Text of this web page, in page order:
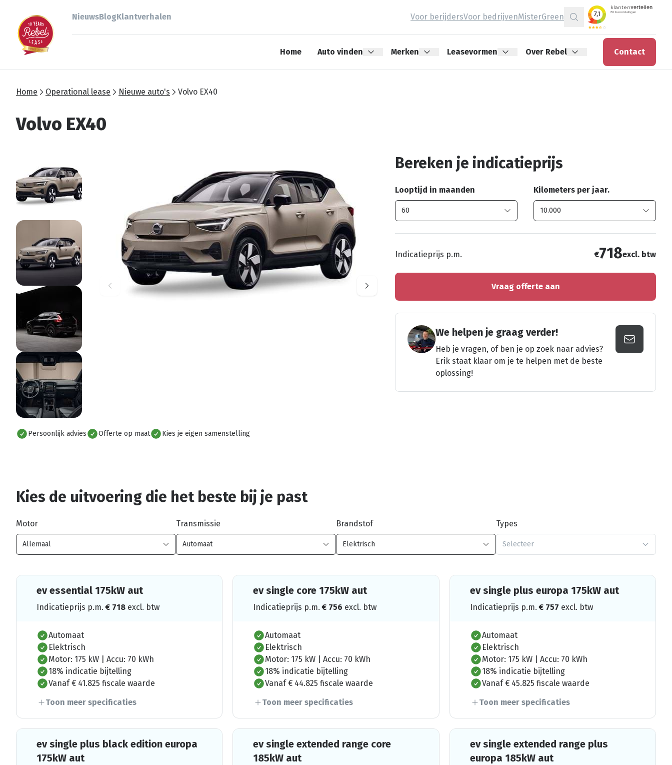
NieuwsBlogKlantverhalen Voor berijdersVoor bedrijvenMisterGreen
Zoeken
Home Auto vinden Merken Leasevormen Over Rebel Contact
Home Operational lease Nieuwe auto's Volvo EX40
Volvo EX40
Alles bekijken
Persoonlijk advies Offerte op maat Kies je eigen samenstelling
Bereken je indicatieprijs
Looptijd in maanden Kilometers per jaar.
Indicatieprijs p.m. €718excl. btw
Vraag offerte aan
We helpen je graag verder!
Heb je vragen, of ben je op zoek naar advies?
Erik staat klaar om je te helpen met de beste
oplossing!
Kies de uitvoering die het beste bij je past
Motor Transmissie Brandstof Types
Selecteer
ev essential 175kW aut
Indicatieprijs p.m.€ 718 excl. btw
Automaat
Elektrisch
Motor: 175 kW | Accu: 70 kWh
18% indicatie bijtelling
Vanaf € 41.825 fiscale waarde
Toon meer specificaties
ev single core 175kW aut
Indicatieprijs p.m.€ 756 excl. btw
Automaat
Elektrisch
Motor: 175 kW | Accu: 70 kWh
18% indicatie bijtelling
Vanaf € 44.825 fiscale waarde
Toon meer specificaties
ev single plus europa 175kW aut
Indicatieprijs p.m.€ 757 excl. btw
Automaat
Elektrisch
Motor: 175 kW | Accu: 70 kWh
18% indicatie bijtelling
Vanaf € 45.825 fiscale waarde
Toon meer specificaties
ev single plus black edition europa
175kW aut
ev single extended range core
185kW aut
ev single extended range plus
europa 185kW aut